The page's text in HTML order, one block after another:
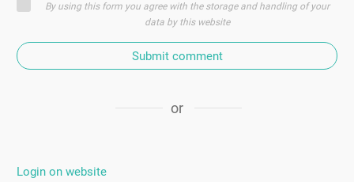
By using this form you agree with the storage and handling of your
data by this website
Submit comment
or
Login on website